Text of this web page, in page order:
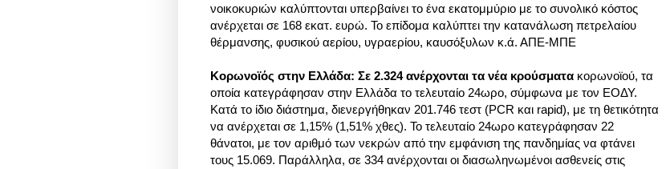
νοικοκυριών καλύπτονται υπερβαίνει το ένα εκατομμύριο με το συνολικό κόστος
ανέρχεται σε 168 εκατ. ευρώ. Το επίδομα καλύπτει την κατανάλωση πετρελαίου
θέρμανσης, φυσικού αερίου, υγραερίου, καυσόξυλων κ.ά. ΑΠΕ-ΜΠΕ
Κορωνοϊός στην Ελλάδα: Σε 2.324 ανέρχονται τα νέα κρούσματα κορωνοϊού, τα
οποία κατεγράφησαν στην Ελλάδα το τελευταίο 24ωρο, σύμφωνα με τον ΕΟΔΥ.
Κατά το ίδιο διάστημα, διενεργήθηκαν 201.746 τεστ (PCR και rapid), με τη θετικότητα
να ανέρχεται σε 1,15% (1,51% χθες). Το τελευταίο 24ωρο κατεγράφησαν 22
θάνατοι, με τον αριθμό των νεκρών από την εμφάνιση της πανδημίας να φτάνει
τους 15.069. Παράλληλα, σε 334 ανέρχονται οι διασωληνωμένοι ασθενείς στις